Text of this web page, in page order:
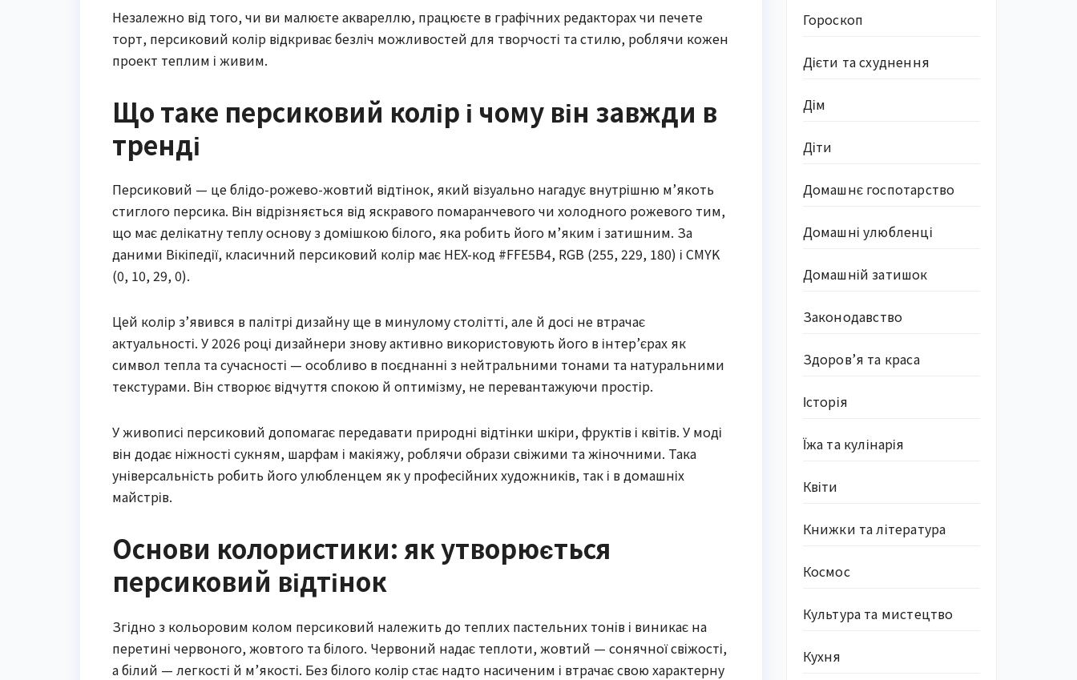
Незалежно від того, чи ви малюєте аквареллю, працюєте в графічних редакторах чи печете
торт, персиковий колір відкриває безліч можливостей для творчості та стилю, роблячи кожен
проект теплим і живим.
Що таке персиковий колір і чому він завжди в
тренді
Персиковий — це блідо-рожево-жовтий відтінок, який візуально нагадує внутрішню м’якоть
стиглого персика. Він відрізняється від яскравого помаранчевого чи холодного рожевого тим,
що має делікатну теплу основу з домішкою білого, яка робить його м’яким і затишним. За
даними Вікіпедії, класичний персиковий колір має HEX-код #FFE5B4, RGB (255, 229, 180) і CMYK
(0, 10, 29, 0).
Цей колір з’явився в палітрі дизайну ще в минулому столітті, але й досі не втрачає
актуальності. У 2026 році дизайнери знову активно використовують його в інтер’єрах як
символ тепла та сучасності — особливо в поєднанні з нейтральними тонами та натуральними
текстурами. Він створює відчуття спокою й оптимізму, не перевантажуючи простір.
У живописі персиковий допомагає передавати природні відтінки шкіри, фруктів і квітів. У моді
він додає ніжності сукням, шарфам і макіяжу, роблячи образи свіжими та жіночними. Така
універсальність робить його улюбленцем як у професійних художників, так і в домашніх
майстрів.
Основи колористики: як утворюється
персиковий відтінок
Згідно з кольоровим колом персиковий належить до теплих пастельних тонів і виникає на
перетині червоного, жовтого та білого. Червоний надає теплоти, жовтий — сонячної свіжості,
а білий — легкості й м’якості. Без білого колір стає надто насиченим і втрачає свою характерну
Гороскоп
Дієти та схуднення
Дім
Діти
Домашнє госпотарство
Домашні улюбленці
Домашній затишок
Законодавство
Здоров’я та краса
Історія
Їжа та кулінарія
Квіти
Книжки та література
Космос
Культура та мистецтво
Кухня